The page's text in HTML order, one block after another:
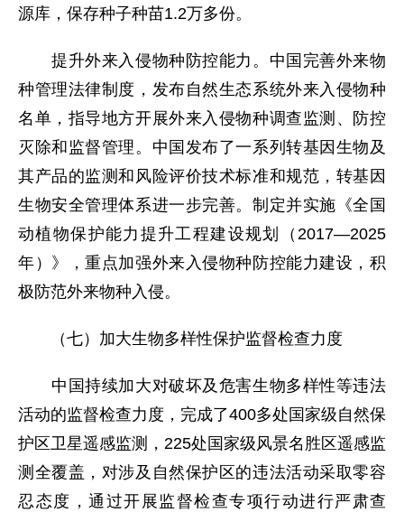
源库，保存种子种苗1.2万多份。
提升外来入侵物种防控能力。中国完善外来物
种管理法律制度，发布自然生态系统外来入侵物种
名单，指导地方开展外来入侵物种调查监测、防控
灭除和监督管理。中国发布了一系列转基因生物及
其产品的监测和风险评价技术标准和规范，转基因
生物安全管理体系进一步完善。制定并实施《全国
动植物保护能力提升工程建设规划（2017—2025
年）》，重点加强外来入侵物种防控能力建设，积
极防范外来物种入侵。
（七）加大生物多样性保护监督检查力度
中国持续加大对破坏及危害生物多样性等违法
活动的监督检查力度，完成了400多处国家级自然保
护区卫星遥感监测，225处国家级风景名胜区遥感监
测全覆盖，对涉及自然保护区的违法活动采取零容
忍态度，通过开展监督检查专项行动进行严肃查